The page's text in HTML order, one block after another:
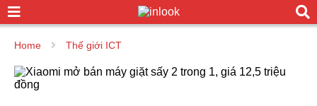
Home Thế giới ICT